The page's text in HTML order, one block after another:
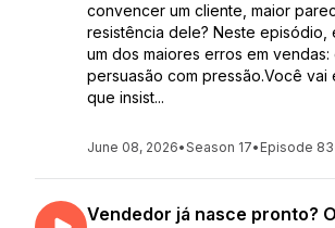
convencer um cliente, maior
resistência dele? Neste episódio,
um dos maiores erros em
persuasão com pressão.Você vai
que insist...
June 08, 2026•Season 17• Episode 83
Vendedor já nasce pronto?